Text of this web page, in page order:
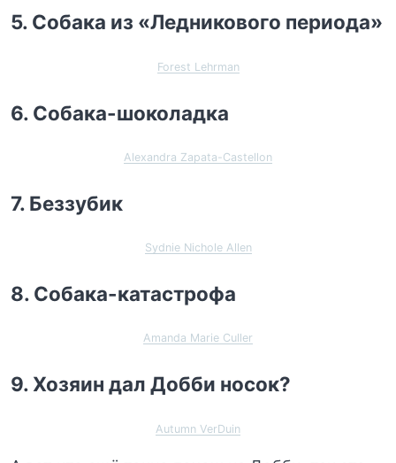
5. Собака из «Ледникового периода»
Forest Lehrman
6. Собака-шоколадка
Alexandra Zapata-Castellon
7. Беззубик
Sydnie Nichole Allen
8. Собака-катастрофа
Amanda Marie Culler
9. Хозяин дал Добби носок?
Autumn VerDuin